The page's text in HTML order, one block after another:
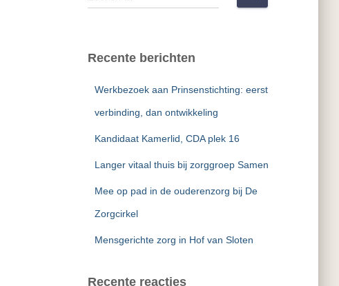
o
e
Recente berichten
Werkbezoek aan Prinsenstichting: eerst
verbinding, dan ontwikkeling
Kandidaat Kamerlid, CDA plek 16
Langer vitaal thuis bij zorggroep Samen
Mee op pad in de ouderenzorg bij De
Zorgcirkel
Mensgerichte zorg in Hof van Sloten
Recente reacties